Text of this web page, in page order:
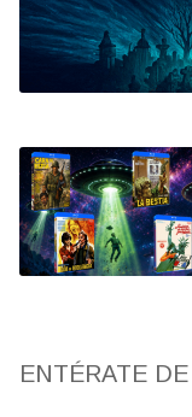
Bluray
Clasificada S
artwork
fantaterror
Jesús Franco
ENTÉRATE